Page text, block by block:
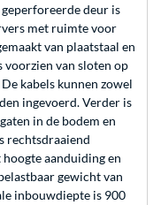
deur is
met ruimte voor
van plaatstaal en
voorzien van sloten op
kabels kunnen zowel
ingevoerd. Verder is
in de bodem en
rechtsdraaiend
aanduiding en
gewicht van
inbouwdiepte is 900